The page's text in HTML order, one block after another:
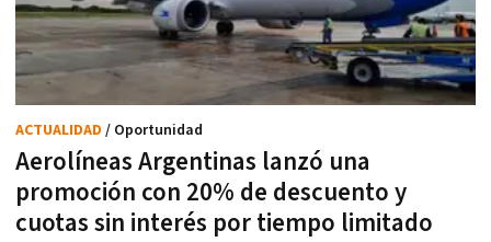
Aerolíneas Argentinas lanzó una
promoción con 20% de descuento y
cuotas sin interés por tiempo limitado
ACTUALIDAD / Oportunidad